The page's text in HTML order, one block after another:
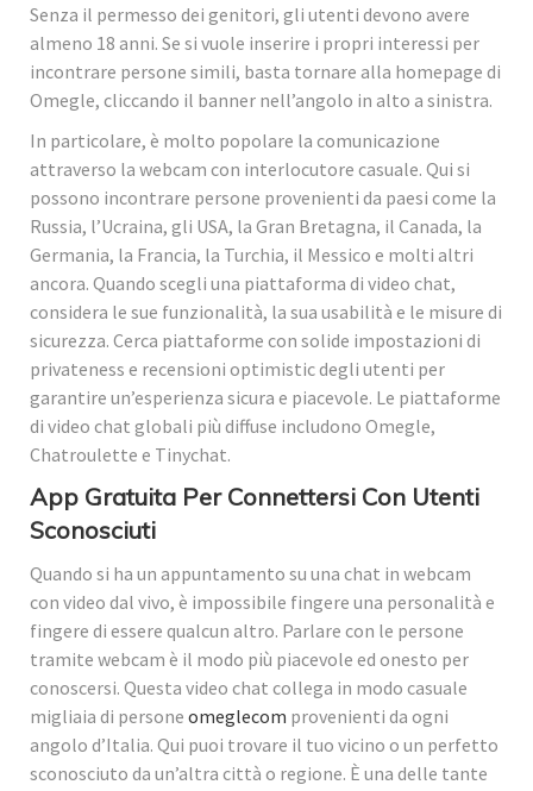
Senza il permesso dei genitori, gli utenti devono avere
almeno 18 anni. Se si vuole inserire i propri interessi per
incontrare persone simili, basta tornare alla homepage di
Omegle, cliccando il banner nell’angolo in alto a sinistra.
In particolare, è molto popolare la comunicazione
attraverso la webcam con interlocutore casuale. Qui si
possono incontrare persone provenienti da paesi come la
Russia, l’Ucraina, gli USA, la Gran Bretagna, il Canada, la
Germania, la Francia, la Turchia, il Messico e molti altri
ancora. Quando scegli una piattaforma di video chat,
considera le sue funzionalità, la sua usabilità e le misure di
sicurezza. Cerca piattaforme con solide impostazioni di
privateness e recensioni optimistic degli utenti per
garantire un’esperienza sicura e piacevole. Le piattaforme
di video chat globali più diffuse includono Omegle,
Chatroulette e Tinychat.
App Gratuita Per Connettersi Con Utenti
Sconosciuti
Quando si ha un appuntamento su una chat in webcam
con video dal vivo, è impossibile fingere una personalità e
fingere di essere qualcun altro. Parlare con le persone
tramite webcam è il modo più piacevole ed onesto per
conoscersi. Questa video chat collega in modo casuale
migliaia di persone omeglecom provenienti da ogni
angolo d’Italia. Qui puoi trovare il tuo vicino o un perfetto
sconosciuto da un’altra città o regione. È una delle tante